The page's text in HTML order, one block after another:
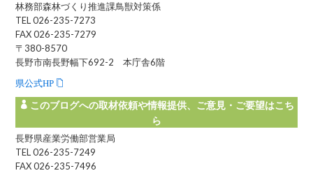
林務部森林づくり推進課鳥獣対策係
TEL 026-235-7273
FAX 026-235-7279
〒380-8570
長野市南長野幅下692-2 本庁舎6階
県公式HP
このブログへの取材依頼や情報提供、ご意見・ご要望はこち
ら
長野県産業労働部営業局
TEL 026-235-7249
FAX 026-235-7496